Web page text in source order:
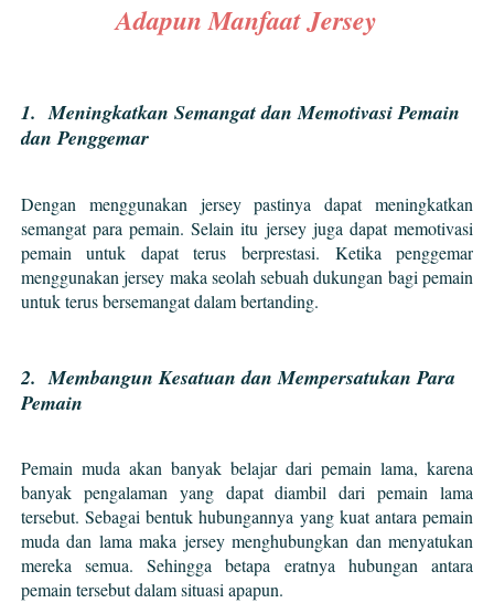
Adapun Manfaat Jersey
1. Meningkatkan Semangat dan Memotivasi Pemain
dan Penggemar
Dengan menggunakan jersey pastinya dapat meningkatkan
semangat para pemain. Selain itu jersey juga dapat memotivasi
pemain untuk dapat terus berprestasi. Ketika penggemar
menggunakan jersey maka seolah sebuah dukungan bagi pemain
untuk terus bersemangat dalam bertanding.
2. Membangun Kesatuan dan Mempersatukan Para
Pemain
Pemain muda akan banyak belajar dari pemain lama, karena
banyak pengalaman yang dapat diambil dari pemain lama
tersebut. Sebagai bentuk hubungannya yang kuat antara pemain
muda dan lama maka jersey menghubungkan dan menyatukan
mereka semua. Sehingga betapa eratnya hubungan antara
pemain tersebut dalam situasi apapun.